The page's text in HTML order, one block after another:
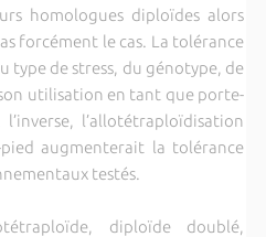
homologues diploïdes alors
forcément le cas. La tolérance
type de stress, du génotype, de
utilisation en tant que porte-
l’allotétraploïdisation
augmenterait la tolérance
testés.
diploïde doublé,